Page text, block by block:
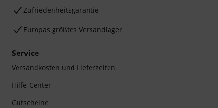
Zufriedenheitsgarantie
Europas größtes Versandlager
Service
Versandkosten und Lieferzeiten
Hilfe-Center
Gutscheine